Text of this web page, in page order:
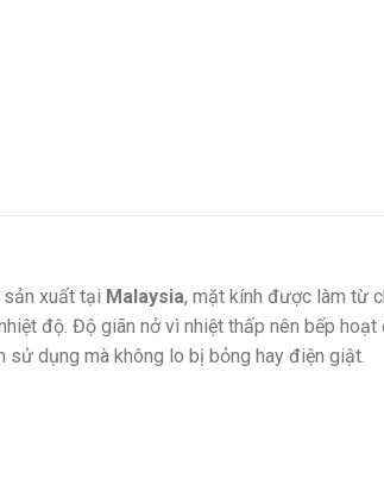
sản xuất tại Malaysia, mặt kính được làm từ
độ. Độ giãn nở vì nhiệt thấp nên bếp
sử dụng mà không lo bị bỏng hay điện giật.